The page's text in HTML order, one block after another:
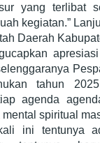
yang terlibat
kegiatan.”
Daerah
tahun
agenda
spiritual
ini tentunya